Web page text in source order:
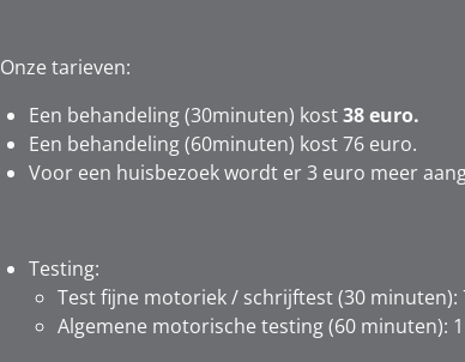
Onze tarieven:
Een behandeling (30minuten) kost38 euro.
Een behandeling (60minuten) kost 76 euro.
Voor een huisbezoek wordt er 3 euro meer
Testing:
Test fijne motoriek / schrijftest (30 minuten):
Algemene motorische testing (60 minuten):